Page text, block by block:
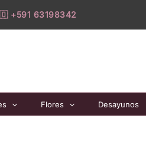
+591 63198342
Flores Desayunos